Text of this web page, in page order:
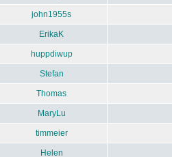
john1955s
ErikaK
huppdiwup
Stefan
Thomas
MaryLu
timmeier
Helen